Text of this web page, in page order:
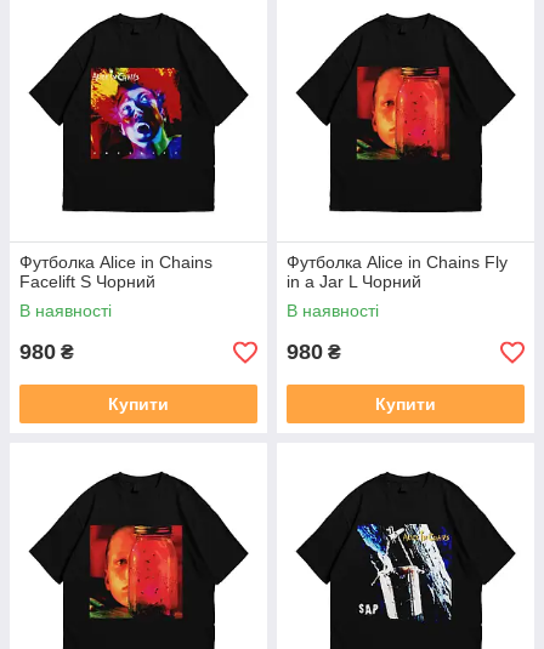
Футболка Alice in Chains
Facelift S Чорний
В наявності
980 ₴
Купити
Футболка Alice in Chains Fly
in a Jar L Чорний
В наявності
980 ₴
Купити